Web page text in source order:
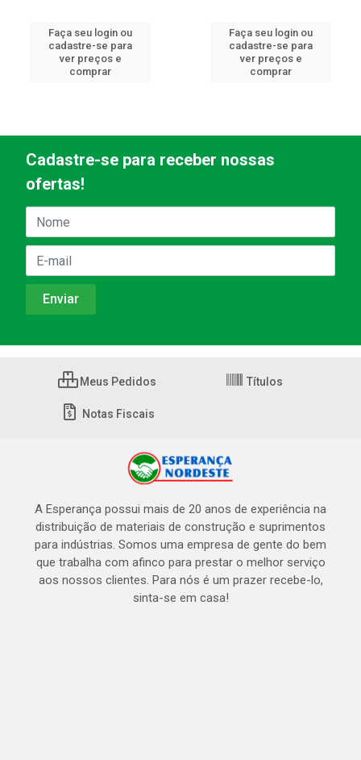
Faça seu login ou
cadastre-se para
ver preços e
comprar
Faça seu login ou
cadastre-se para
ver preços e
comprar
Cadastre-se para receber nossas
ofertas!
Meus Pedidos Títulos
Notas Fiscais
A Esperança possui mais de 20 anos de experiência na
distribuição de materiais de construção e suprimentos
para indústrias. Somos uma empresa de gente do bem
que trabalha com afinco para prestar o melhor serviço
aos nossos clientes. Para nós é um prazer recebe-lo,
sinta-se em casa!